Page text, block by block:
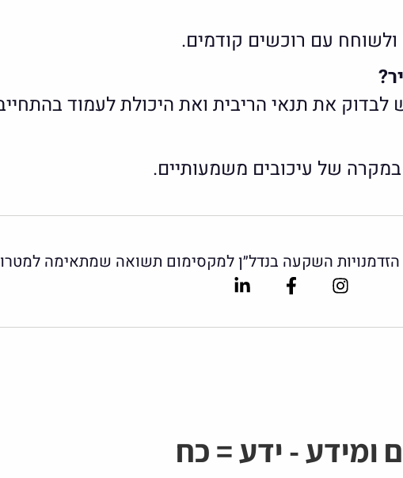
עם רוכשים קודמים.
את תנאי הריבית ואת היכולת לעמוד
של עיכובים משמעותיים.
השקעה בנדל״ן למקסימום תשואה שמתאימה
Instagram
Facebook-
f
Linkedin-
in
ומידע - ידע = כח